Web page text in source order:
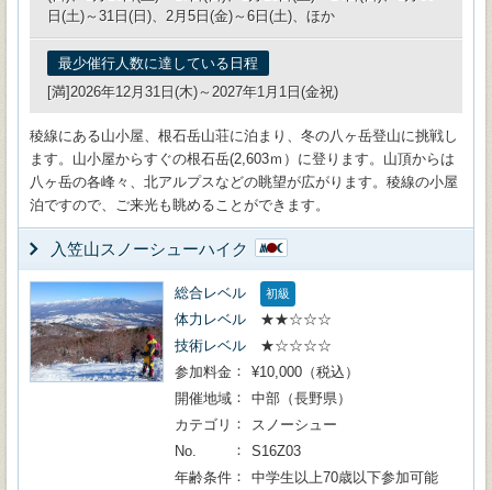
日(土)～31日(日)、2月5日(金)～6日(土)、ほか
最少催行人数に達している日程
[満]2026年12月31日(木)～2027年1月1日(金祝)
稜線にある山小屋、根石岳山荘に泊まり、冬の八ヶ岳登山に挑戦し
ます。山小屋からすぐの根石岳(2,603ｍ）に登ります。山頂からは
八ヶ岳の各峰々、北アルプスなどの眺望が広がります。稜線の小屋
泊ですので、ご来光も眺めることができます。
入笠山スノーシューハイク
総合レベル 初級
体力レベル
★★☆☆☆
技術レベル
★☆☆☆☆
参加料金
¥10,000（税込）
開催地域
中部（長野県）
カテゴリ
スノーシュー
No.
S16Z03
年齢条件
中学生以上70歳以下参加可能